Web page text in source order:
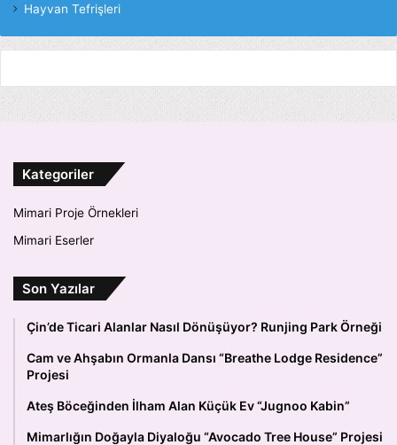
Hayvan Tefrişleri
Kategoriler
Mimari Proje Örnekleri
Mimari Eserler
Son Yazılar
Çin’de Ticari Alanlar Nasıl Dönüşüyor? Runjing Park Örneği
Cam ve Ahşabın Ormanla Dansı “Breathe Lodge Residence”
Projesi
Ateş Böceğinden İlham Alan Küçük Ev “Jugnoo Kabin”
Mimarlığın Doğayla Diyaloğu “Avocado Tree House” Projesi